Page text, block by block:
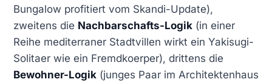
Bungalow profitiert vom Skandi-Update),
zweitens die Nachbarschafts-Logik (in einer
Reihe mediterraner Stadtvillen wirkt ein Yakisugi-
Solitaer wie ein Fremdkoerper), drittens die
Bewohner-Logik (junges Paar im Architektenhaus